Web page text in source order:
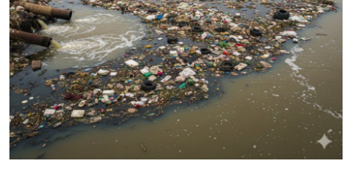
ತಂತ್ರಜ್ಞಾನ
ವೈವಿಧ್ಯಮಯ